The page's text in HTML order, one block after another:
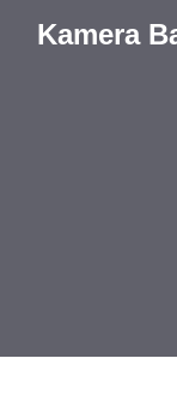
Kamera